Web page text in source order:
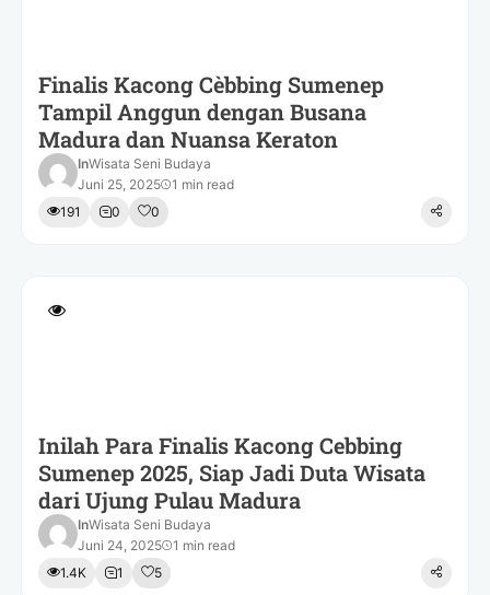
Finalis Kacong Cèbbing Sumenep
Tampil Anggun dengan Busana
Madura dan Nuansa Keraton
InWisata Seni Budaya
Juni 25, 2025
1 min read
191
0 0
Inilah Para Finalis Kacong Cebbing
Sumenep 2025, Siap Jadi Duta Wisata
dari Ujung Pulau Madura
InWisata Seni Budaya
Juni 24, 2025
1 min read
1.4K
1 5